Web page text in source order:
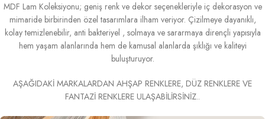
MDF Lam Koleksiyonu; geniş renk ve dekor seçenekleriyle iç dekorasyon ve
mimaride birbirinden özel tasarımlara ilham veriyor. Çizilmeye dayanıklı,
kolay temizlenebilir, anti bakteriyel , solmaya ve sararmaya dirençli yapısıyla
hem yaşam alanlarında hem de kamusal alanlarda şıklığı ve kaliteyi
buluşturuyor.
AŞAĞIDAKİ MARKALARDAN AHŞAP RENKLERE, DÜZ RENKLERE VE
FANTAZİ RENKLERE ULAŞABİLİRSİNİZ..